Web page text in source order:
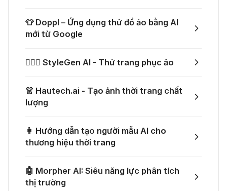
với một prompt
04 Thg 07 2026
🚀 Một GitHub Repository tổng hợp
04 Thg 07 2026
🎁 Mẹo nhận thêm 1 tháng ChatGPT
Plus miễn phí
🎁 Nhận miễn phí DeepSeek V4 Pro
minh
lực cho lập trình viên
🎙️ Notta.ai – Giải pháp chuyển file
ghi âm thành văn bản
👕 Doppl – Ứng dụng thử đồ ảo bằng AI
mới từ Google
👰🏻‍♀️ StyleGen AI - Thử trang phục ảo
👗 Hautech.ai - Tạo ảnh thời trang chất
lượng
👩 Hướng dẫn tạo người mẫu AI cho
thương hiệu thời trang
🤖 Morpher AI: Siêu năng lực phân tích
thị trường